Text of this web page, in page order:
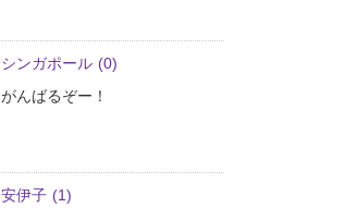
シンガポール (0)
がんばるぞー！
安伊子 (1)